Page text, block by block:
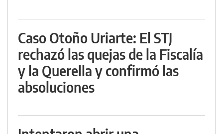
Caso Otoño Uriarte: El STJ
rechazó las quejas de la Fiscalía
y la Querella y confirmó las
absoluciones